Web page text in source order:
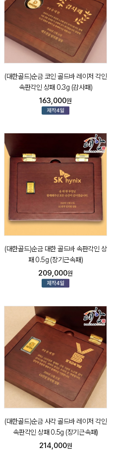
(대한골드)순금 코인 골드바 레이저 각인
속판각인 상패 0.3g (감사패)
163,000원
(대한골드)순금 대한 골드바 속판각인 상
패 0.5g (장기근속패)
209,000원
(대한골드)순금 사각 골드바 레이저 각인
속판각인 상패 0.5g (장기근속패)
214,000원